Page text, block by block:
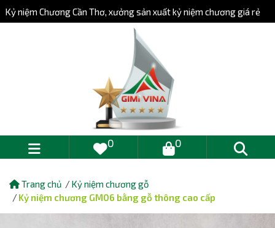
Trang chủ
Kỷ niệm chương gỗ
Kỷ niệm chương GM06 bằng gỗ thông cao cấp
Kỷ niệm Chương Cần Thơ, xưởng sản xuất kỷ niệm chương giá rẻ
0 0